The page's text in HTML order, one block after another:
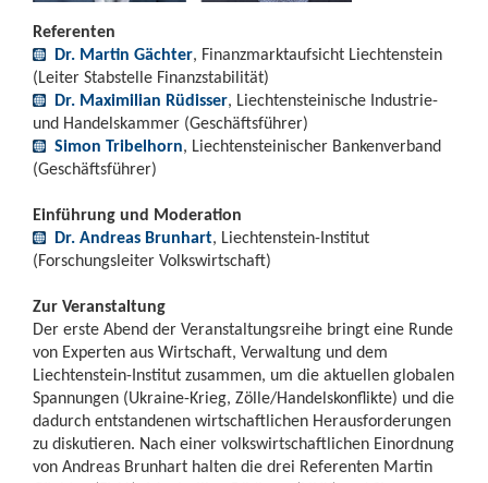
Referenten
Dr. Martin Gächter, Finanzmarktaufsicht Liechtenstein
(Leiter Stabstelle Finanzstabilität)
Dr. Maximilian Rüdisser, Liechtensteinische Industrie-
und Handelskammer (Geschäftsführer)
Simon Tribelhorn, Liechtensteinischer Bankenverband
(Geschäftsführer)
Einführung und Moderation
Dr. Andreas Brunhart, Liechtenstein-Institut
(Forschungsleiter Volkswirtschaft)
Zur Veranstaltung
Der erste Abend der Veranstaltungsreihe bringt eine Runde
von Experten aus Wirtschaft, Verwaltung und dem
Liechtenstein-Institut zusammen, um die aktuellen globalen
Spannungen (Ukraine-Krieg, Zölle/Handelskonflikte) und die
dadurch entstandenen wirtschaftlichen Herausforderungen
zu diskutieren. Nach einer volkswirtschaftlichen Einordnung
von Andreas Brunhart halten die drei Referenten Martin